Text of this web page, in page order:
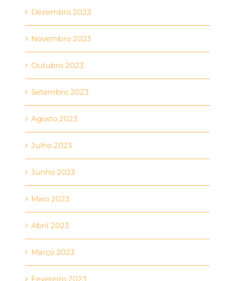
Dezembro 2023
Novembro 2023
Outubro 2023
Setembro 2023
Agosto 2023
Julho 2023
Junho 2023
Maio 2023
Abril 2023
Março 2023
Fevereiro 2023